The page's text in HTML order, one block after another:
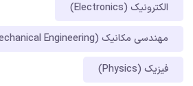
الکترونیک (Electronics)
مهندسی مکانیک (Mechanical Engineering)
فیزیک (Physics)